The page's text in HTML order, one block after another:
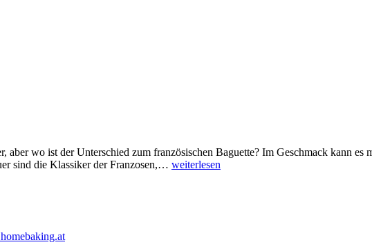
wo ist der Unterschied zum französischen Baguette? Im Geschmack kann es
sind die Klassiker der Franzosen,… weiterlesen